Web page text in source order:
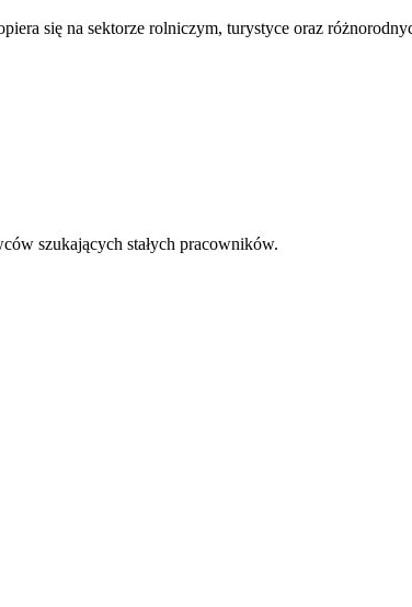
się na sektorze rolniczym, turystyce oraz
szukających stałych pracowników.